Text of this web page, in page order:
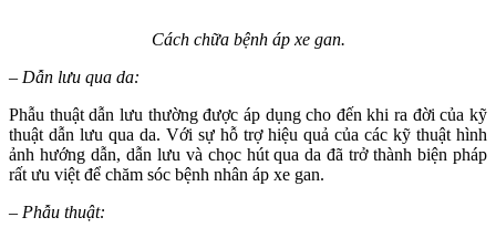
Cách chữa bệnh áp xe gan.
– Dẫn lưu qua da:
Phẫu thuật dẫn lưu thường được áp dụng cho đến khi ra đời của kỹ
thuật dẫn lưu qua da. Với sự hỗ trợ hiệu quả của các kỹ thuật hình
ảnh hướng dẫn, dẫn lưu và chọc hút qua da đã trở thành biện pháp
rất ưu việt để chăm sóc bệnh nhân áp xe gan.
– Phẫu thuật: